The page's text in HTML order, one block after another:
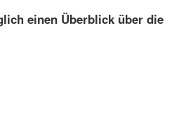
einen Überblick über die